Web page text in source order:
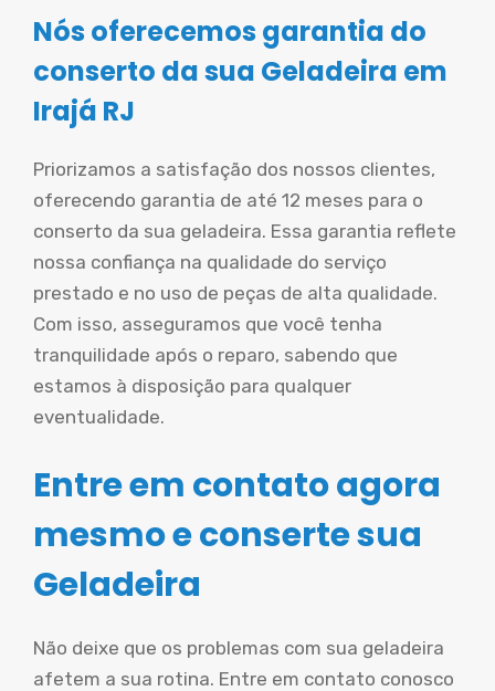
Nós oferecemos garantia do
conserto da sua Geladeira em
Irajá RJ
Priorizamos a satisfação dos nossos clientes,
oferecendo garantia de até 12 meses para o
conserto da sua geladeira. Essa garantia reflete
nossa confiança na qualidade do serviço
prestado e no uso de peças de alta qualidade.
Com isso, asseguramos que você tenha
tranquilidade após o reparo, sabendo que
estamos à disposição para qualquer
eventualidade.
Entre em contato agora
mesmo e conserte sua
Geladeira
Não deixe que os problemas com sua geladeira
afetem a sua rotina. Entre em contato conosco